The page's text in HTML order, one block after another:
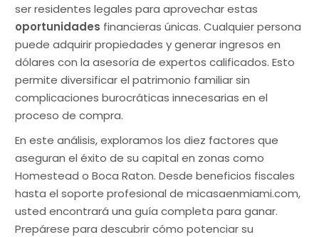
ser residentes legales para aprovechar estas
oportunidades financieras únicas. Cualquier persona
puede adquirir propiedades y generar ingresos en
dólares con la asesoría de expertos calificados. Esto
permite diversificar el patrimonio familiar sin
complicaciones burocráticas innecesarias en el
proceso de compra.
En este análisis, exploramos los diez factores que
aseguran el éxito de su capital en zonas como
Homestead o Boca Raton. Desde beneficios fiscales
hasta el soporte profesional de micasaenmiami.com,
usted encontrará una guía completa para ganar.
Prepárese para descubrir cómo potenciar su